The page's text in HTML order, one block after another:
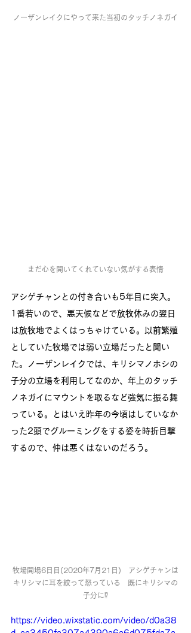
ノーザンレイクにやって来た当初のタッチノネガイ
まだ心を開いてくれていない気がする表情
アシゲチャンとの付き合いも5年目に突入。
1番若いので、悪天候などで放牧休みの翌日
は放牧地でよくはっちゃけている。以前繁殖
としていた牧場では弱い立場だったと聞い
た。ノーザンレイクでは、キリシマノホシの
子分の立場を利用してなのか、年上のタッチ
ノネガイにマウントを取るなど強気に振る舞
っている。とはいえ昨年の今頃はしていなか
った2頭でグルーミングをする姿を時折目撃
するので、仲は悪くはないのだろう。
牧場開場6日目(2020年7月21日)　アシゲチャンは
キリシマに耳を絞って怒っている　既にキリシマの
子分に⁉️
https://video.wixstatic.com/video/d0a38